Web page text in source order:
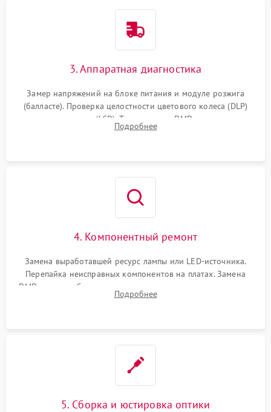
3. Аппаратная диагностика
Замер напряжений на блоке питания и модуле розжига
(балласте). Проверка целостности цветового колеса (DLP)
или поляризаторов (LCD). Тестирование DMD-чипа, датчиков
температуры и оптопар с помощью мультиметра и
Подробнее
4. Компонентный ремонт
Замена выработавшей ресурс лампы или LED-источника.
Перепайка неисправных компонентов на платах. Замена
DMD-чипа при битых пикселях, установка нового цветового
колеса или восстановление сгоревших поляризационных
Подробнее
5. Сборка и юстировка оптики